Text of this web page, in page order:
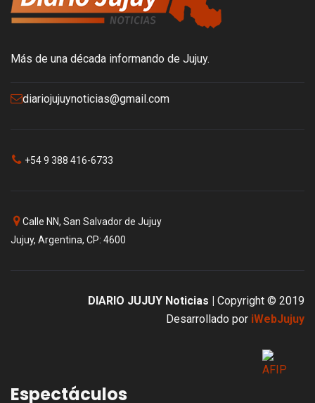
Más de una década informando de Jujuy.
diariojujuynoticias@gmail.com
+54 9 388 416-6733
Calle NN, San Salvador de Jujuy
Jujuy, Argentina, CP: 4600
DIARIO JUJUY Noticias | Copyright © 2019
Desarrollado por iWebJujuy
Espectáculos